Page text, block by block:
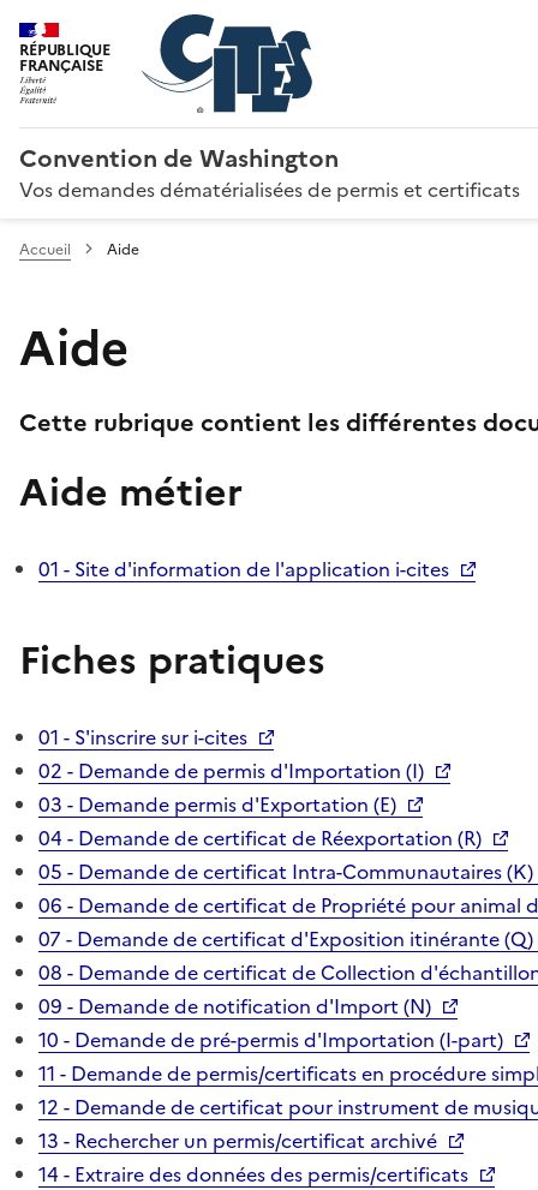
RÉPUBLIQUE
FRANÇAISE
Convention de Washington
Vos demandes dématérialisées de permis et certificats
Accueil Aide
Aide
Cette rubrique contient les différentes
Aide métier
01 - Site d'information de l'application i-cites
Fiches pratiques
01 - S'inscrire sur i-cites
02 - Demande de permis d'Importation (I)
03 - Demande permis d'Exportation (E)
04 - Demande de certificat de Réexportation (R)
05 - Demande de certificat Intra-Communautaires (K)
06 - Demande de certificat de Propriété pour animal
07 - Demande de certificat d'Exposition itinérante (Q)
08 - Demande de certificat de Collection
09 - Demande de notification d'Import (N)
10 - Demande de pré-permis d'Importation (I-part)
11 - Demande de permis/certificats en procédure
12 - Demande de certificat pour instrument de
13 - Rechercher un permis/certificat archivé
14 - Extraire des données des permis/certificats